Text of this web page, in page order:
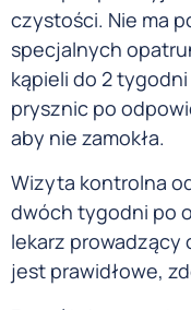
czystości. Nie ma
specjalnych
kąpieli do 2
prysznic po
aby nie zamokła.
Wizyta kontrolna
dwóch tygodni po
lekarz prowadzący
jest prawidłowe,